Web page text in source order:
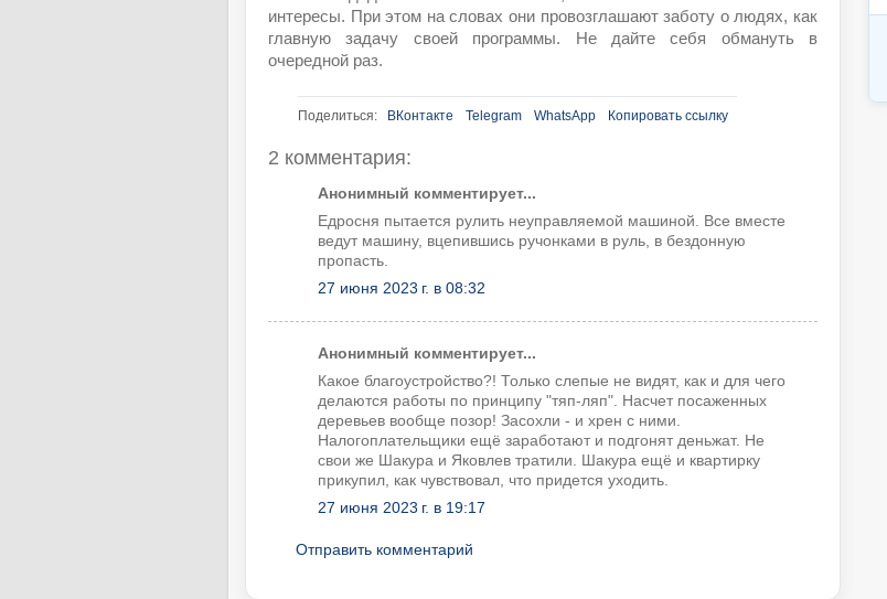
интересы. При этом на словах они провозглашают заботу о людях, как
главную задачу своей программы. Не дайте себя обмануть в
очередной раз.
Поделиться: ВКонтакте Telegram WhatsApp Копировать ссылку
2 комментария:
Анонимный комментирует...
Едросня пытается рулить неуправляемой машиной. Все вместе
ведут машину, вцепившись ручонками в руль, в бездонную
пропасть.
27 июня 2023 г. в 08:32
Анонимный комментирует...
Какое благоустройство?! Только слепые не видят, как и для чего
делаются работы по принципу "тяп-ляп". Насчет посаженных
деревьев вообще позор! Засохли - и хрен с ними.
Налогоплательщики ещё заработают и подгонят деньжат. Не
свои же Шакура и Яковлев тратили. Шакура ещё и квартирку
прикупил, как чувствовал, что придется уходить.
27 июня 2023 г. в 19:17
Отправить комментарий